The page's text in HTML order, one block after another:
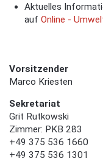
Aktuelles
auf Online -
Vorsitzender
Marco Kriesten
Sekretariat
Grit Rutkowski
Zimmer: PKB 283
+49 375 536 1660
+49 375 536 1301